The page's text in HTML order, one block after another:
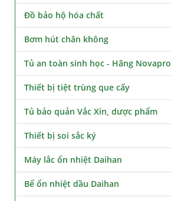
Đồ bảo hộ hóa chất
Bơm hút chân không
Tủ an toàn sinh học - Hãng Novapro
Thiết bị tiệt trùng que cấy
Tủ bảo quản Vắc Xin, dược phẩm
Thiết bị soi sắc ký
Máy lắc ổn nhiệt Daihan
Bể ổn nhiệt dầu Daihan